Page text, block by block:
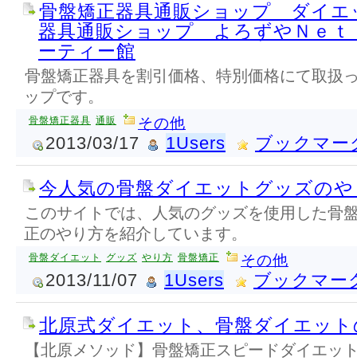
骨盤矯正器具通販ショップ ダイエ
器具通販ショップ よろずやＮｅ
ーティー館
骨盤矯正器具を割引価格、特別価格にて取扱
ップです。
骨盤矯正器具 通販 その他
2013/03/17 1Users ブックマー
今人気の骨盤ダイエットグッズの
このサイトでは、人気のグッズを使用した骨
正のやり方を紹介しています。
骨盤ダイエット グッズ やり方 骨盤矯正 その他
2013/11/07 1Users ブックマー
北原式ダイエット、骨盤ダイエッ
【北原メソッド】骨盤矯正スピードダイエッ